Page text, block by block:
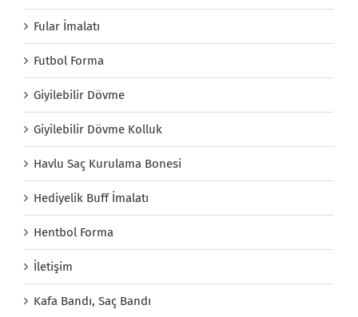
Fular İmalatı
Futbol Forma
Giyilebilir Dövme
Giyilebilir Dövme Kolluk
Havlu Saç Kurulama Bonesi
Hediyelik Buff İmalatı
Hentbol Forma
İletişim
Kafa Bandı, Saç Bandı